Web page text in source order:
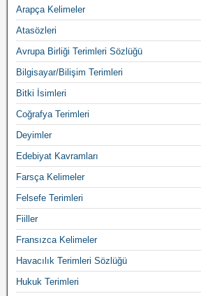
Arapça Kelimeler
Atasözleri
Avrupa Birliği Terimleri Sözlüğü
Bilgisayar/Bilişim Terimleri
Bitki İsimleri
Coğrafya Terimleri
Deyimler
Edebiyat Kavramları
Farsça Kelimeler
Felsefe Terimleri
Fiiller
Fransızca Kelimeler
Havacılık Terimleri Sözlüğü
Hukuk Terimleri